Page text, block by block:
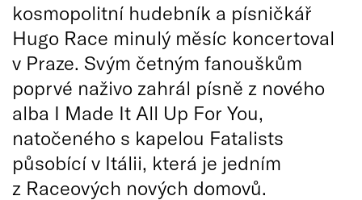
kosmopolitní hudebník a písničkář
Hugo Race minulý měsíc koncertoval
v Praze. Svým četným fanouškům
poprvé naživo zahrál písně z nového
alba I Made It All Up For You,
natočeného s kapelou Fatalists
působící v Itálii, která je jedním
z Raceových nových domovů.